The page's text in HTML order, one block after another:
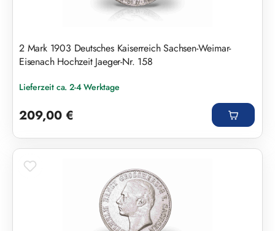
2 Mark 1903 Deutsches Kaiserreich Sachsen-Weimar-
Eisenach Hochzeit Jaeger-Nr. 158
Lieferzeit ca. 2-4 Werktage
209,00 €